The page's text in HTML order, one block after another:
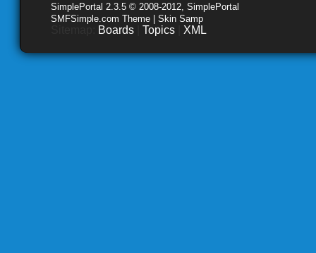
SimplePortal 2.3.5 © 2008-2012, SimplePortal
SMFSimple.com Theme | Skin Samp
Boards Topics XML